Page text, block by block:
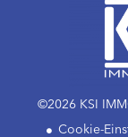
©2026 KSI
Cookie-